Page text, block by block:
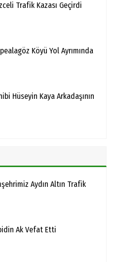
Trafik Kazası Geçirdi
Köyü Yol Ayrımında
Hüseyin Kaya Arkadaşının
Aydın Altın Trafik
Ak Vefat Etti